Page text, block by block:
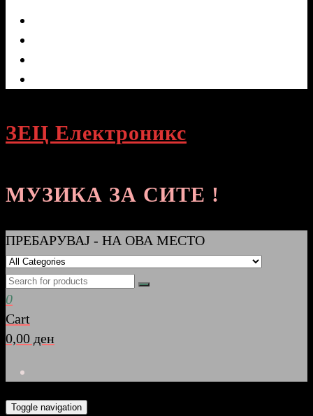
ЗЕЦ Електроникс
МУЗИКА ЗА СИТЕ !
ПРЕБАРУВАЈ - НА ОВА МЕСТО
0
Cart
0,00 ден
Toggle navigation